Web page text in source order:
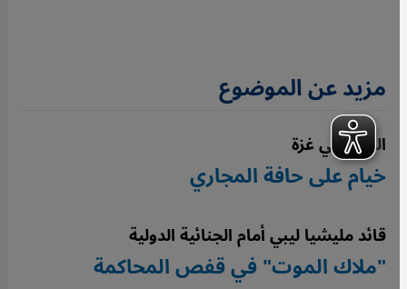
مزيد عن الموضوع
النزوح في غزة
خيام على حافة المجاري
قائد مليشيا ليبي أمام الجنائية الدولية
"ملاك الموت" في قفص المحاكمة